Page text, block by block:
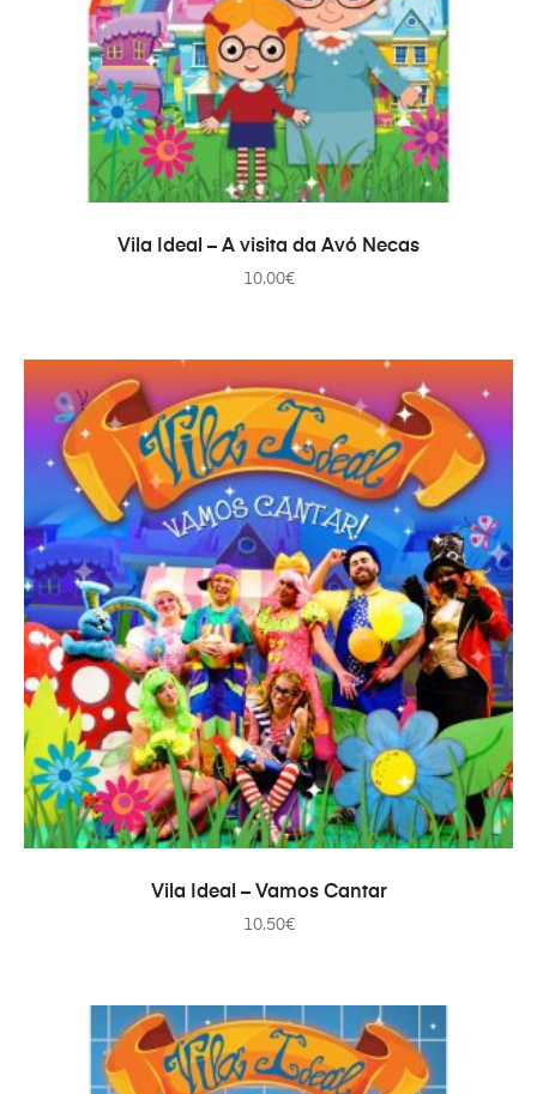
AÑADIR AL CARRITO
Vila Ideal – A visita da Avó Necas
10.00€
AÑADIR AL CARRITO
Vila Ideal – Vamos Cantar
10.50€